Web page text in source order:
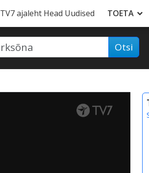
TV7 ajaleht Head Uudised TOETA
Otsi